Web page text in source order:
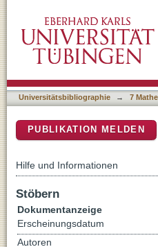
Universitätsbibliographie → 7
PUBLIKATION MELDEN
Hilfe und Informationen
Stöbern
Dokumentanzeige
Erscheinungsdatum
Autoren